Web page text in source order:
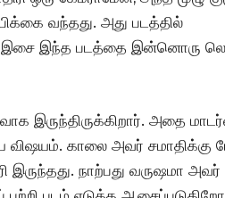
வந்தது. அது படத்தில்
இசை இந்த படத்தை இன்னொரு
இருந்திருக்கிறார். அதை
விஷயம். காலை அவர் சமாதிக்கு
இருந்தது. நாற்பது வருஷமா